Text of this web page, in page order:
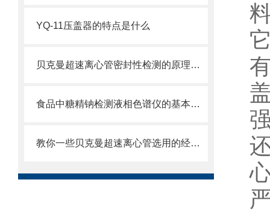
YQ-11压盖器的特点是什么
贝克曼超速离心管密封性检测的原理及方法是什么
食品中糖精钠检测液相色谱仪的基本功能
教你一些贝克曼超速离心管选用的经验技巧